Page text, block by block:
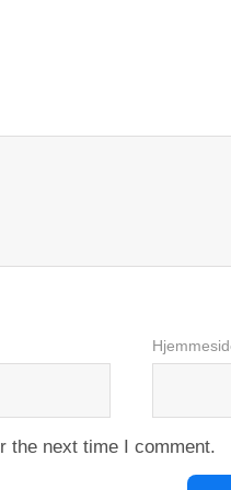
the next time I comment.